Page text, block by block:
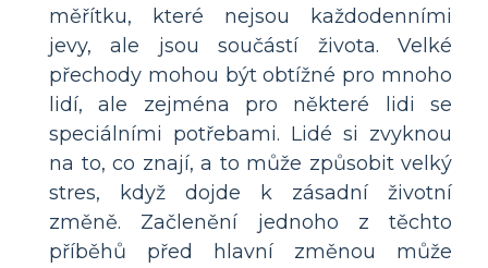
měřítku, které nejsou každodenními
jevy, ale jsou součástí života. Velké
přechody mohou být obtížné pro mnoho
lidí, ale zejména pro některé lidi se
speciálními potřebami. Lidé si zvyknou
na to, co znají, a to může způsobit velký
stres, když dojde k zásadní životní
změně. Začlenění jednoho z těchto
příběhů před hlavní změnou může